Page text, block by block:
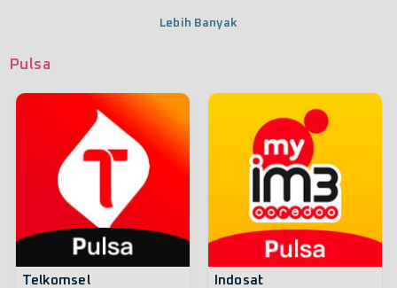
Lebih Banyak
Pulsa
Telkomsel Indosat